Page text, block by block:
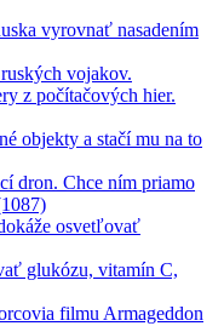
vyrovnať nasadením
vojakov.
z počítačových hier.
objekty a stačí mu na to
dron. Chce ním priamo
osvetľovať
glukózu, vitamín C,
filmu Armageddon